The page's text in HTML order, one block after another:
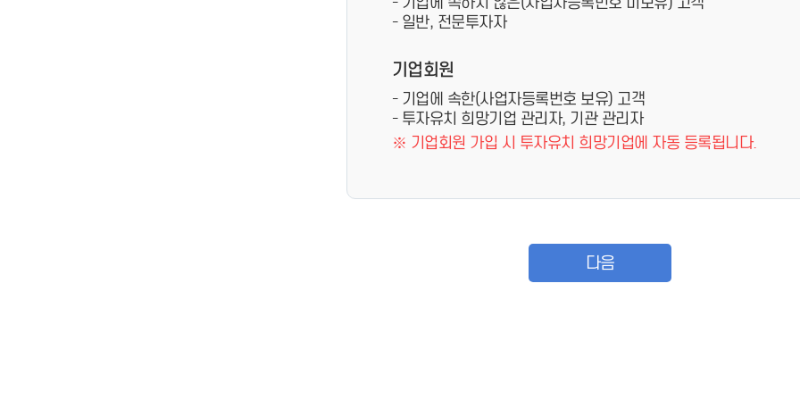
- 일반, 전문투자자
기업회원
- 기업에 속한(사업자등록번호 보유) 고객
- 투자유치 희망기업 관리자, 기관 관리자
※ 기업회원 가입 시 투자유치 희망기업에 자동 등록됩니다.
다음